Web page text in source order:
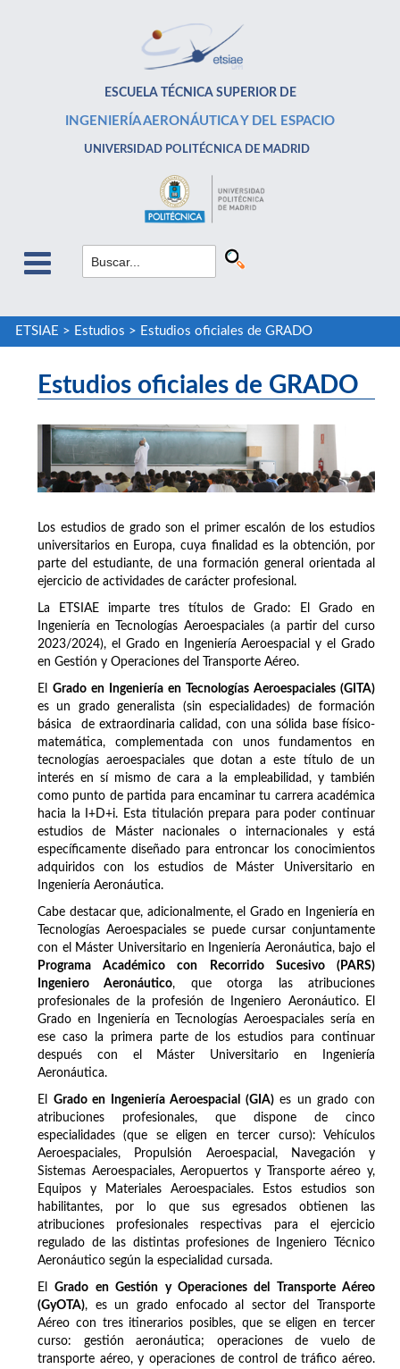
ESCUELA TÉCNICA SUPERIOR DE
INGENIERÍA AERONÁUTICA Y DEL ESPACIO
UNIVERSIDAD POLITÉCNICA DE MADRID
ETSIAE > Estudios > Estudios oficiales de GRADO
Estudios oficiales de GRADO
Los estudios de grado son el primer escalón de los estudios
universitarios en Europa, cuya finalidad es la obtención, por
parte del estudiante, de una formación general orientada al
ejercicio de actividades de carácter profesional.
La ETSIAE imparte tres títulos de Grado: El Grado en
Ingeniería en Tecnologías Aeroespaciales (a partir del curso
2023/2024), el Grado en Ingeniería Aeroespacial y el Grado
en Gestión y Operaciones del Transporte Aéreo.
El Grado en Ingeniería en Tecnologías Aeroespaciales (GITA)
es un grado generalista (sin especialidades) de formación
básica de extraordinaria calidad, con una sólida base físico-
matemática, complementada con unos fundamentos en
tecnologías aeroespaciales que dotan a este título de un
interés en sí mismo de cara a la empleabilidad, y también
como punto de partida para encaminar tu carrera académica
hacia la I+D+i. Esta titulación prepara para poder continuar
estudios de Máster nacionales o internacionales y está
específicamente diseñado para entroncar los conocimientos
adquiridos con los estudios de Máster Universitario en
Ingeniería Aeronáutica.
Cabe destacar que, adicionalmente, el Grado en Ingeniería en
Tecnologías Aeroespaciales se puede cursar conjuntamente
con el Máster Universitario en Ingeniería Aeronáutica, bajo el
Programa Académico con Recorrido Sucesivo (PARS)
Ingeniero Aeronáutico, que otorga las atribuciones
profesionales de la profesión de Ingeniero Aeronáutico. El
Grado en Ingeniería en Tecnologías Aeroespaciales sería en
ese caso la primera parte de los estudios para continuar
después con el Máster Universitario en Ingeniería
Aeronáutica.
El Grado en Ingeniería Aeroespacial (GIA)es un grado con
atribuciones profesionales, que dispone de cinco
especialidades (que se eligen en tercer curso): Vehículos
Aeroespaciales, Propulsión Aeroespacial, Navegación y
Sistemas Aeroespaciales, Aeropuertos y Transporte aéreo y,
Equipos y Materiales Aeroespaciales. Estos estudios son
habilitantes, por lo que sus egresados obtienen las
atribuciones profesionales respectivas para el ejercicio
regulado de las distintas profesiones de Ingeniero Técnico
Aeronáutico según la especialidad cursada.
ElGrado en Gestión y Operaciones del Transporte Aéreo
(GyOTA), es un grado enfocado al sector del Transporte
Aéreo con tres itinerarios posibles, que se eligen en tercer
curso: gestión aeronáutica; operaciones de vuelo de
transporte aéreo, y operaciones de control de tráfico aéreo.